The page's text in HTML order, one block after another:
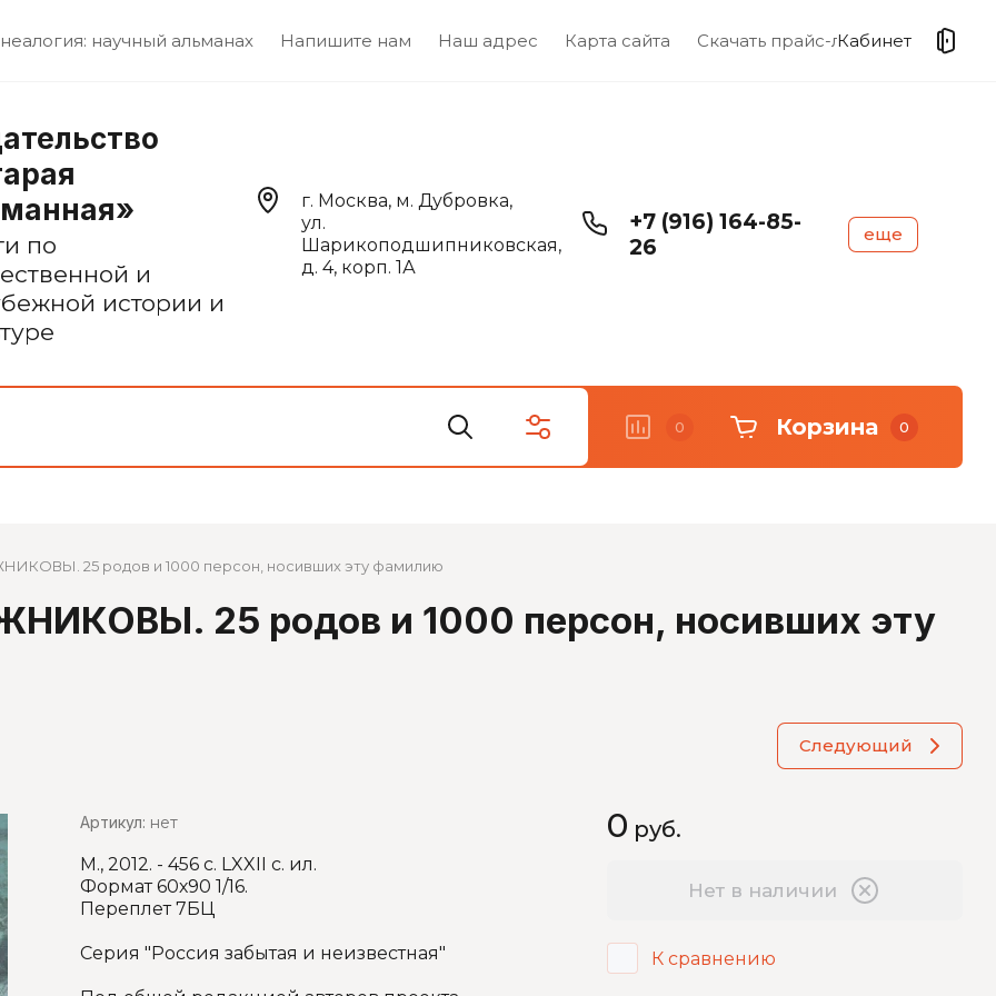
научный альманах Напишите нам Наш адрес Карта сайта Скачать прайс-листКабинет
по
и
истории и
г. Москва, м. Дубровка,
ул.
Шарикоподшипниковская,
д. 4, корп. 1А
+7 (916) 164-85-
26
еще
Топ книг со скидкой 20%
0 Корзина 0
25 родов и 1000 персон, носивших эту фамилию
25 родов и 1000 персон, носивших эту
Следующий
Артикул: нет
М., 2012. - 456 с. LXXII с. ил.
Формат 60х90 1/16.
Переплет 7БЦ
Серия "Россия забытая и неизвестная"
0 руб.
Нет в наличии
К сравнению